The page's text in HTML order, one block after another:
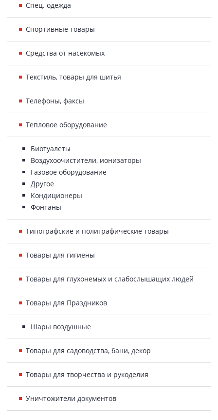
Спец. одежда
Спортивные товары
Средства от насекомых
Текстиль, товары для шитья
Телефоны, факсы
Тепловое оборудование
Биотуалеты
Воздухоочистители, ионизаторы
Газовое оборудование
Другое
Кондиционеры
Фонтаны
Типографские и полиграфические товары
Товары для гигиены
Товары для глухонемых и слабослышащих людей
Товары для Праздников
Шары воздушные
Товары для садоводства, бани, декор
Товары для творчества и рукоделия
Уничтожители документов